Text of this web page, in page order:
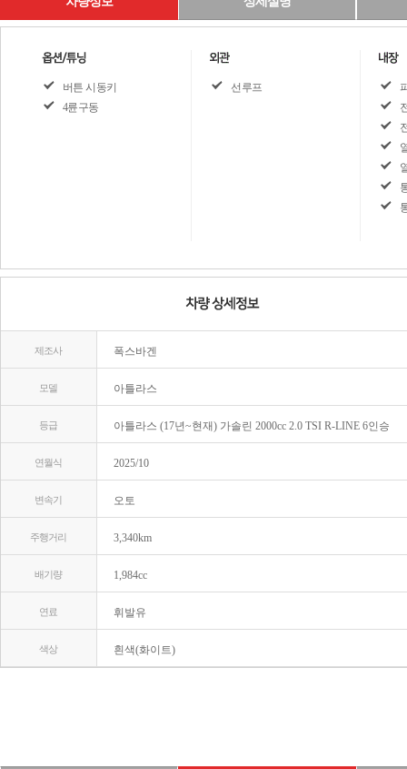
버튼 시동키
4륜구동
선루프
제조사 폭스바겐
모델 아틀라스
등급 아틀라스 (17년~현재) 가솔린 2000cc 2.0 TSI R-LINE 6인승
연월식 2025/10
변속기 오토
주행거리 3,340km
배기량 1,984cc
연료 휘발유
색상 흰색(화이트)